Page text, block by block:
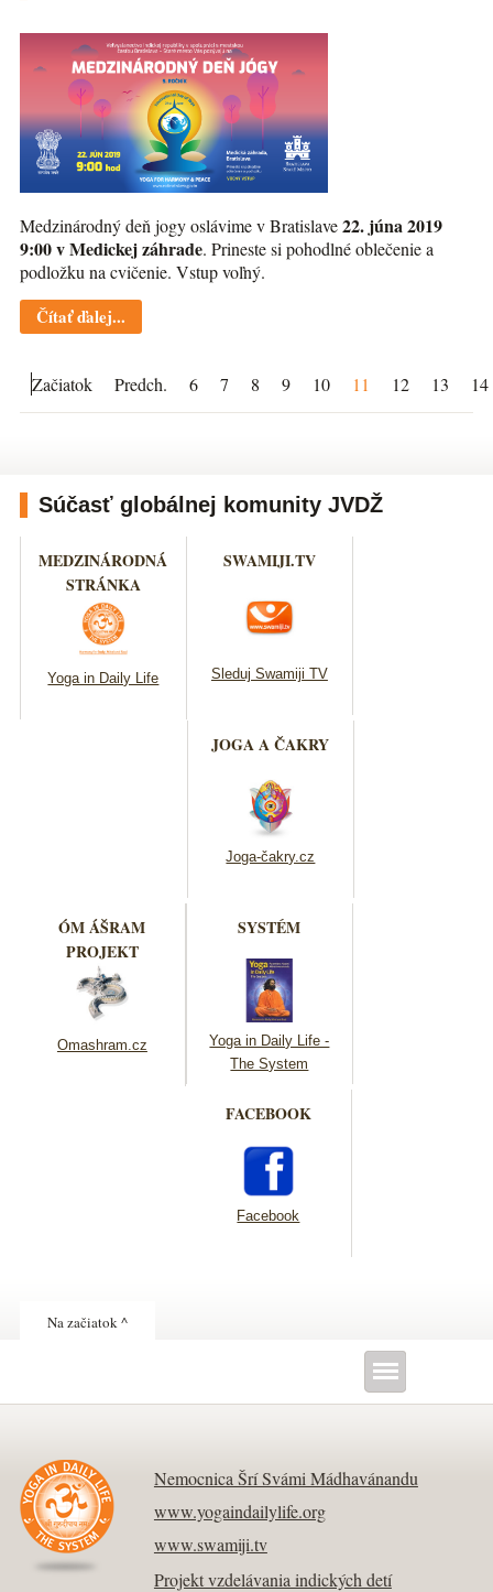
Medzinárodný deň jogy oslávime v Bratislave22. júna 2019
9:00 v Medickej záhrade. Prineste si pohodlné oblečenie a
podložku na cvičenie. Vstup voľný.
Čítať ďalej...
Začiatok Predch. 6 7 8 9 10 11 12 13 14
Súčasť globálnej komunity JVDŽ
MEDZINÁRODNÁ
STRÁNKA
Yoga in Daily Life
SWAMIJI.TV
Sleduj Swamiji TV
JOGA A ČAKRY
Joga-čakry.cz
ÓM ÁŠRAM
PROJEKT
Omashram.cz
SYSTÉM
Yoga in Daily Life -
The System
FACEBOOK
Facebook
Na začiatok ^
Nemocnica Šrí Svámi Mádhavánandu
www.yogaindailylife.org
www.swamiji.tv
Projekt vzdelávania indických detí